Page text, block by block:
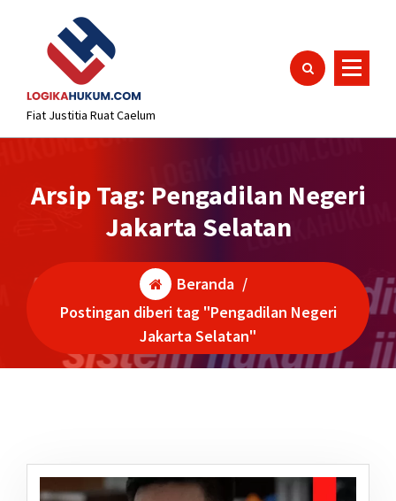
Fiat Justitia Ruat Caelum
Arsip Tag: Pengadilan Negeri
Jakarta Selatan
Beranda /
Postingan diberi tag "Pengadilan Negeri
Jakarta Selatan"